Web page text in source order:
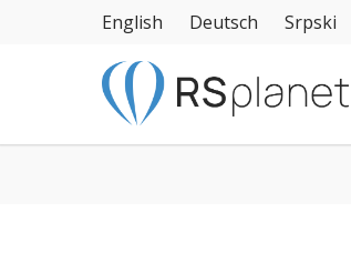
English Deutsch Srpski